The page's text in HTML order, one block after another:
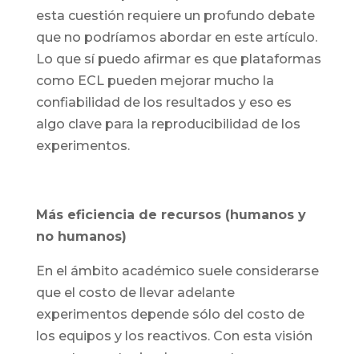
esta cuestión requiere un profundo debate
que no podríamos abordar en este artículo.
Lo que sí puedo afirmar es que plataformas
como ECL pueden mejorar mucho la
confiabilidad de los resultados y eso es
algo clave para la reproducibilidad de los
experimentos.
Más eficiencia de recursos (humanos y
no humanos)
En el ámbito académico suele considerarse
que el costo de llevar adelante
experimentos depende sólo del costo de
los equipos y los reactivos. Con esta visión